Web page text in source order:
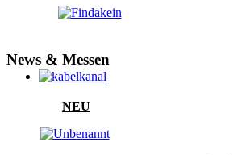
News & Messen
NEU